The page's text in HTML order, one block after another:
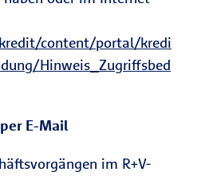
content/portal/kredi
Hinweis_Zugriffsbed
E-Mail
im R+V-